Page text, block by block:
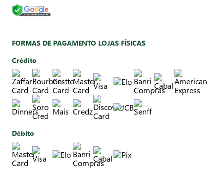
FORMAS DE PAGAMENTO LOJAS FÍSICAS
Crédito
Débito